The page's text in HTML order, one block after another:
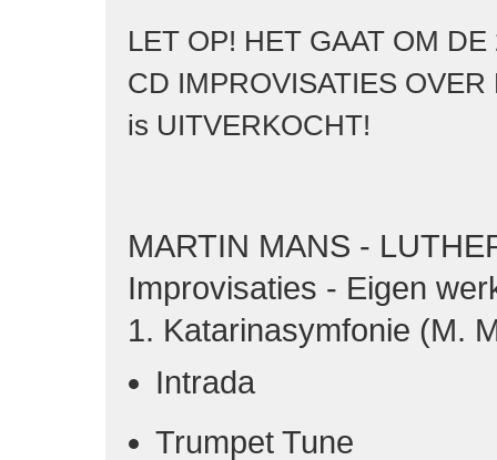
LET OP! HET GAAT OM DE
CD IMPROVISATIES OVER
is UITVERKOCHT!
MARTIN MANS -
Improvisaties - Eigen
1. Katarinasymfonie (M.
Intrada
Trumpet Tune